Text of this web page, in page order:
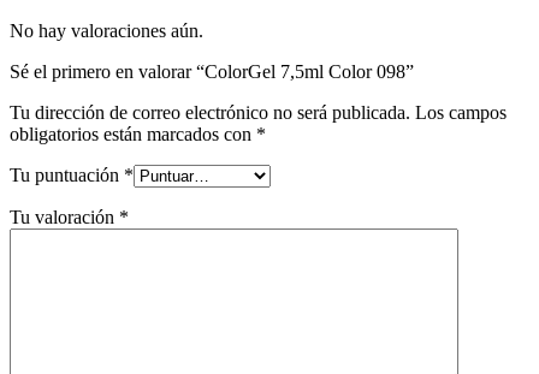
No hay valoraciones aún.
Sé el primero en valorar “ColorGel 7,5ml Color 098”
Tu dirección de correo electrónico no será publicada. Los campos
obligatorios están marcados con *
Tu puntuación *
Tu valoración *